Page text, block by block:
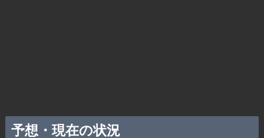
予想・現在の状況